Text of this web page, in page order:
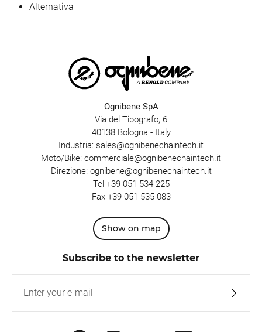
Alternativa
Ognibene SpA
Via del Tipografo, 6
40138 Bologna - Italy
Industria: sales@ognibenechaintech.it
Moto/Bike: commerciale@ognibenechaintech.it
Direzione: ognibene@ognibenechaintech.it
Tel +39 051 534 225
Fax +39 051 535 083
Show on map
Subscribe to the newsletter